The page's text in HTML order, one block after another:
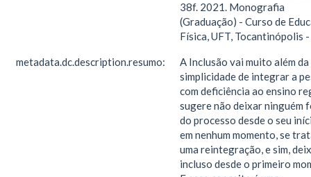
38f. 2021. Monografia
(Graduação) - Curso de
Física, UFT, Tocantinópolis
metadata.dc.description.resumo:
A Inclusão vai muito além da
simplicidade de integrar a
com deficiência ao ensino
sugere não deixar ninguém
do processo desde o seu
em nenhum momento, se
uma reintegração, e sim,
incluso desde o primeiro